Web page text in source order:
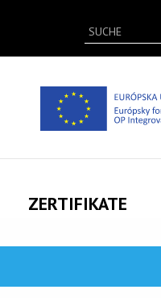
Search
ZERTIFIKATE